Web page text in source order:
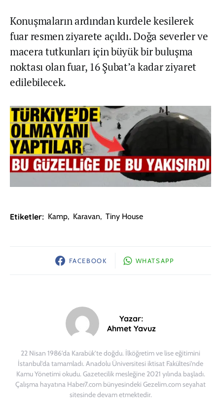
Konuşmaların ardından kurdele kesilerek
fuar resmen ziyarete açıldı. Doğa severler ve
macera tutkunları için büyük bir buluşma
noktası olan fuar, 16 Şubat’a kadar ziyaret
edilebilecek.
Etiketler: Kamp, Karavan, Tiny House
FACEBOOK WHATSAPP
Yazar:
Ahmet Yavuz
22 Nisan 1986’da Karabük’te doğdu. İlköğretim ve lise eğitimini
İstanbul’da tamamladı. Anadolu Üniversitesi iktisat Fakültesi’nde
Kamu Yönetimi okudu. Gazetecilik mesleğine 2021 yılında başladı.
Çalışma hayatına Haber7.com bünyesindeki Gezelim.com seyahat
sitesinde devam etmektedir.